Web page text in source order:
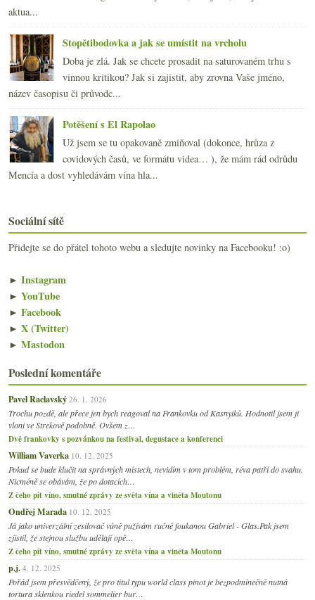
aktua...
Stopětibodovka a jak se umístit na vrcholu
Doba je zlá. Jak se chcete prosadit na saturovaném trhu s
vinnou kritikou? Jak si zajistit, aby zrovna Vaše jméno,
název časopisu či průvodc...
Potěšení s El Rapolao
Už jsem se tu opakovaně zmiňoval (dokonce, hrůza z
covidových časů, ve formátu videa… ), že mám rád odrůdu
Mencía a dost vyhledávám vína hla...
Sociální sítě
Přidejte se do přátel tohoto webu a sledujte novinky na Facebooku! :o)
► Instagram
► YouTube
► Facebook
► X (Twitter)
► Mastodon
Poslední komentáře
Pavel Raclavský 26. 1. 2026
Trochu pozdě, ale přece jen bych reagoval na Frankovku od Kasnyiků. Hodnotil jsem ji
vloni ve Strekově podobně. Ovšem z…
Dvě frankovky s pozvánkou na festival, degustace a konferenci
William Vaverka 10. 12. 2025
Pokud se bude klučit na správných místech, nevidím v tom problém, réva patří do svahu.
Nicméně se obávám, že po dotacích…
Z čeho pít víno, smutné zprávy ze světa vína a viněta Moutonu
Ondřej Marada 10. 12. 2025
Já jako univerzální zesilovač vůně pužívám ručně foukanou Gabriel - Glas.Pak jsem
zjistil, že stejnou službu udělají opě…
Z čeho pít víno, smutné zprávy ze světa vína a viněta Moutonu
p.j. 4. 12. 2025
Pořád jsem přesvědčený, že pro titul typu world class pinot je bezpodmínečně nutná
tortura sklenkou riedel sommelier bur…